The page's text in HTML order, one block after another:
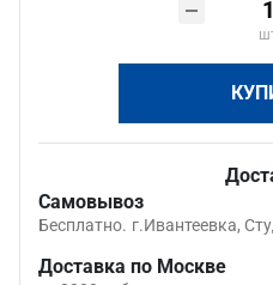
Самовывоз
Бесплатно. г.Ивантеевка,
Доставка по Москве